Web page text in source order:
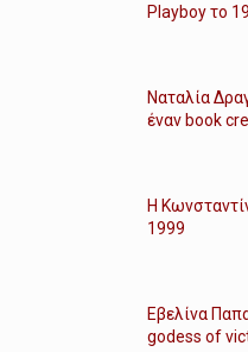
Playboy το
Ναταλία
έναν book
Η
1999
Εβελίνα
godess of